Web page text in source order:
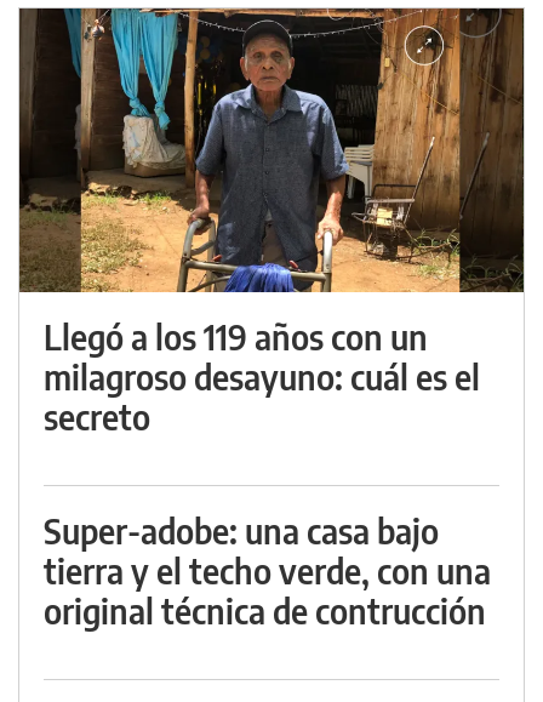
Llegó a los 119 años con un
milagroso desayuno: cuál es el
secreto
Super-adobe: una casa bajo
tierra y el techo verde, con una
original técnica de contrucción